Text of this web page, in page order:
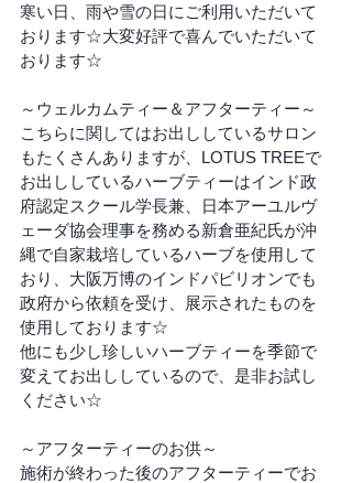
寒い日、雨や雪の日にご利用いただいて
おります☆大変好評で喜んでいただいて
おります☆
～ウェルカムティー＆アフターティー～
こちらに関してはお出ししているサロン
もたくさんありますが、LOTUS TREEで
お出ししているハーブティーはインド政
府認定スクール学長兼、日本アーユルヴ
ェーダ協会理事を務める新倉亜紀氏が沖
縄で自家栽培しているハーブを使用して
おり、大阪万博のインドパビリオンでも
政府から依頼を受け、展示されたものを
使用しております☆
他にも少し珍しいハーブティーを季節で
変えてお出ししているので、是非お試し
ください☆
～アフターティーのお供～
施術が終わった後のアフターティーでお